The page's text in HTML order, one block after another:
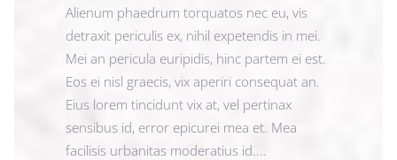
Alienum phaedrum torquatos nec eu, vis
detraxit periculis ex, nihil expetendis in mei.
Mei an pericula euripidis, hinc partem ei est.
Eos ei nisl graecis, vix aperiri consequat an.
Eius lorem tincidunt vix at, vel pertinax
sensibus id, error epicurei mea et. Mea
facilisis urbanitas moderatius id....